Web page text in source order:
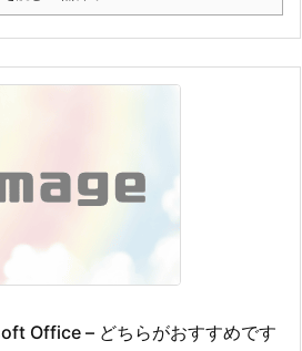
Office – どちらがおすすめです